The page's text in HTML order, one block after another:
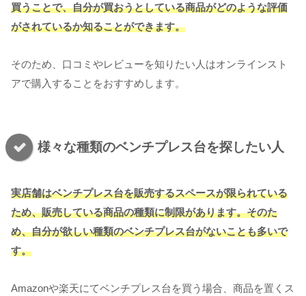
買うことで、自分が買おうとしている商品がどのような評価
がされているか知ることができます。
そのため、口コミやレビューを知りたい人はオンラインスト
アで購入することをおすすめします。
様々な種類のベンチプレス台を探したい人
実店舗はベンチプレス台を販売するスペースが限られている
ため、販売している商品の種類に制限があります。そのた
め、自分が欲しい種類のベンチプレス台がないことも多いで
す。
Amazonや楽天にてベンチプレス台を買う場合、商品を置くス